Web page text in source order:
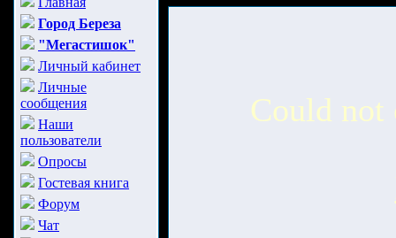
Город Береза
"Мегастишок"
Личный кабинет
Личные
сообщения
Наши
пользователи
Опросы
Гостевая книга
Форум
Чат
Could not